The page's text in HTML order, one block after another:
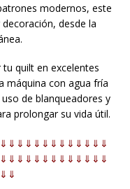
modernos, este
desde la
quilt en excelentes
máquina con agua fría
de blanqueadores y
prolongar su vida útil.